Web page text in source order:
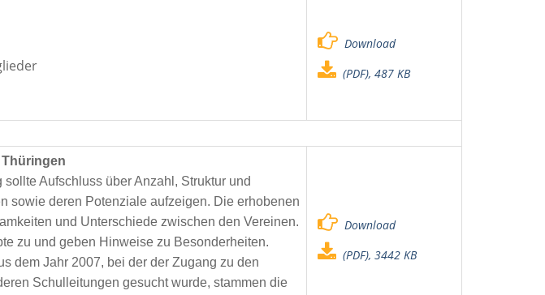
Download
(PDF), 487 KB
Aufschluss über Anzahl, Struktur und
sowie deren Potenziale aufzeigen. Die erhobenen
und Unterschiede zwischen den Vereinen.
zu und geben Hinweise zu Besonderheiten.
dem Jahr 2007, bei der der Zugang zu den
Schulleitungen gesucht wurde, stammen die
Download
(PDF), 3442 KB